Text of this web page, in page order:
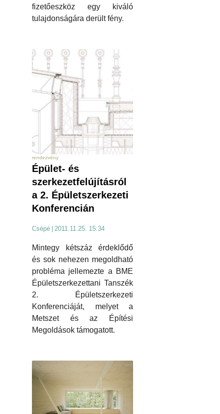
fizetőeszköz egy kiváló
tulajdonságára derült fény.
rendezvény
Épület- és
szerkezetfelújításról
a 2. Épületszerkezeti
Konferencián
Csépé 2011.11.25. 15:34
Mintegy kétszáz érdeklődő
és sok nehezen megoldható
probléma jellemezte a BME
Épületszerkezettani Tanszék
2. Épületszerkezeti
Konferenciáját, melyet a
Metszet és az Építési
Megoldások támogatott.